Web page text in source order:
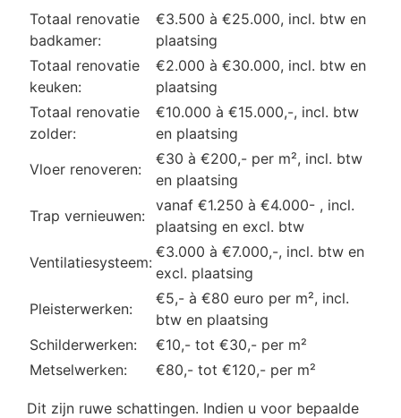
Totaal renovatie
badkamer:
€3.500 à €25.000, incl. btw en
plaatsing
Totaal renovatie
keuken:
€2.000 à €30.000, incl. btw en
plaatsing
Totaal renovatie
zolder:
€10.000 à €15.000,-, incl. btw
en plaatsing
Vloer renoveren:
€30 à €200,- per m², incl. btw
en plaatsing
Trap vernieuwen:
vanaf €1.250 à €4.000- , incl.
plaatsing en excl. btw
Ventilatiesysteem:
€3.000 à €7.000,-, incl. btw en
excl. plaatsing
Pleisterwerken:
€5,- à €80 euro per m², incl.
btw en plaatsing
Schilderwerken:
€10,- tot €30,- per m²
Metselwerken:
€80,- tot €120,- per m²
Dit zijn ruwe schattingen. Indien u voor bepaalde